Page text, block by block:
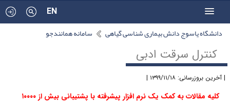
EN
دانشگاه یاسوج دانش بیماری شناسی گیاهی سامانه همانندجو
کنترل سرقت ادبی
بروزرسانی: ۱۳۹۹/۱۱/۱۸ |
کلیه مقالات به کمک یک نرم افزار پیشرفته با پشتیبانی بیش از ۱۰۰۰۰